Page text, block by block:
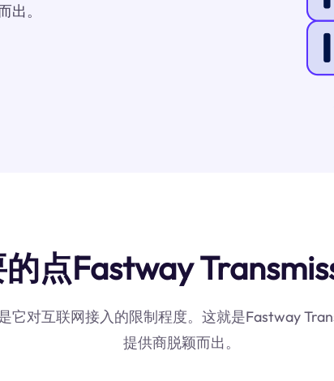
出。
点Fastway
它对互联网接入的限制程度。这就是Fastway
提供商脱颖而出。